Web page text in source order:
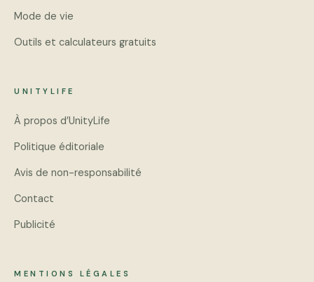
Mode de vie
Outils et calculateurs gratuits
UNITYLIFE
À propos d’UnityLife
Politique éditoriale
Avis de non-responsabilité
Contact
Publicité
MENTIONS LÉGALES